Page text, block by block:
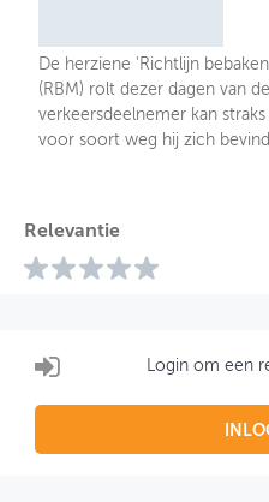
De herziene 'Richtlijn
(RBM) rolt dezer dagen van
verkeersdeelnemer kan
voor soort weg hij zich
Relevantie
Login om een